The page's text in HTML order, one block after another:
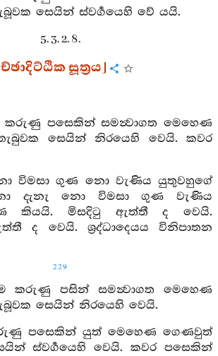
සෙයින් ස්වර්‍ගයෙහි වේ යයි.
5. 3. 2. 8.
සූත්‍රය]
කරුණු පසෙකින් සමන්‍වාගත මෙහෙණ
සෙයින් නිරයෙහි වෙයි. කවර
විමසා ගුණ නො වැණිය යුතුවහුගේ
දැනැ නො විමසා ගුණ වැණිය
කියයි. මිසදිටු ඇත්තී ද වෙයි.
ද වෙයි. ශ්‍රද්ධාදෙයය විනිපාතන
229
කරුණු පසින් සමන්‍වාගත මෙහෙණ
සෙයින් නිරයෙහි වෙයි.
පසෙකින් යුත් මෙහෙණ ගෙණවුත්
ස්වර්‍ගයෙහි වෙයි. කවර පසෙකින්